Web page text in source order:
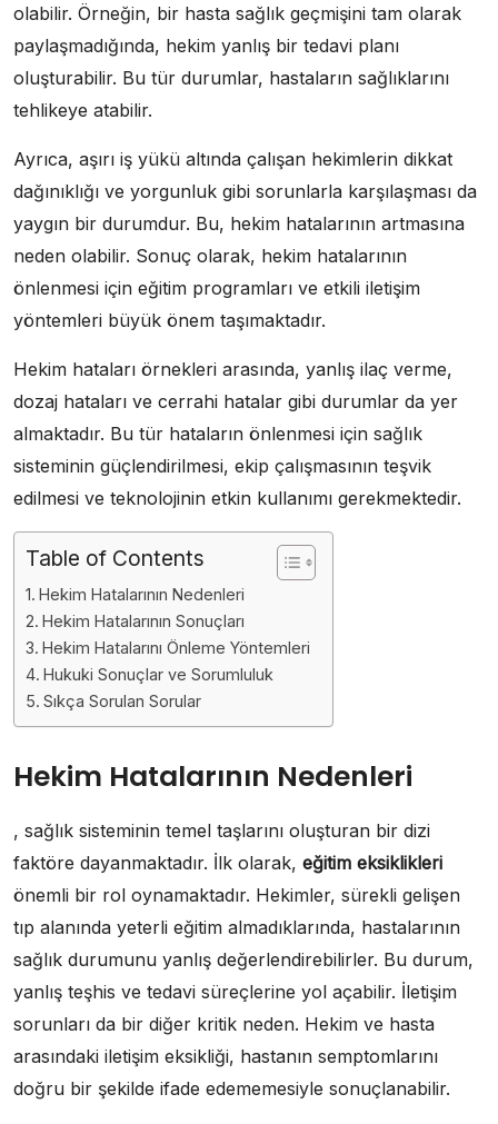
olabilir. Örneğin, bir hasta sağlık geçmişini tam olarak
paylaşmadığında, hekim yanlış bir tedavi planı
oluşturabilir. Bu tür durumlar, hastaların sağlıklarını
tehlikeye atabilir.
Ayrıca, aşırı iş yükü altında çalışan hekimlerin dikkat
dağınıklığı ve yorgunluk gibi sorunlarla karşılaşması da
yaygın bir durumdur. Bu, hekim hatalarının artmasına
neden olabilir. Sonuç olarak, hekim hatalarının
önlenmesi için eğitim programları ve etkili iletişim
yöntemleri büyük önem taşımaktadır.
Hekim hataları örnekleri arasında, yanlış ilaç verme,
dozaj hataları ve cerrahi hatalar gibi durumlar da yer
almaktadır. Bu tür hataların önlenmesi için sağlık
sisteminin güçlendirilmesi, ekip çalışmasının teşvik
edilmesi ve teknolojinin etkin kullanımı gerekmektedir.
Table of Contents
Hekim Hatalarının Nedenleri
Hekim Hatalarının Sonuçları
Hekim Hatalarını Önleme Yöntemleri
Hukuki Sonuçlar ve Sorumluluk
Sıkça Sorulan Sorular
Hekim Hatalarının Nedenleri
, sağlık sisteminin temel taşlarını oluşturan bir dizi
faktöre dayanmaktadır. İlk olarak, eğitim eksiklikleri
önemli bir rol oynamaktadır. Hekimler, sürekli gelişen
tıp alanında yeterli eğitim almadıklarında, hastalarının
sağlık durumunu yanlış değerlendirebilirler. Bu durum,
yanlış teşhis ve tedavi süreçlerine yol açabilir. İletişim
sorunları da bir diğer kritik neden. Hekim ve hasta
arasındaki iletişim eksikliği, hastanın semptomlarını
doğru bir şekilde ifade edememesiyle sonuçlanabilir.